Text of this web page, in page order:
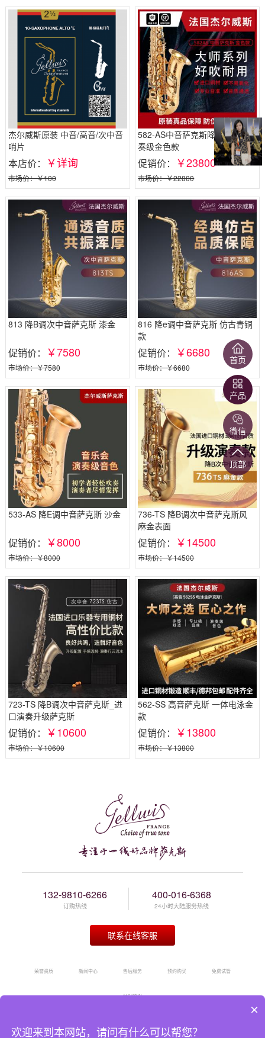
杰尔威斯原装 中音/高音/次中音
哨片
本店价： ￥详询
市场价：￥100
582-AS中音萨克斯降e调大师演
奏级金色款
促销价： ￥23800
市场价：￥22800
813 降B调次中音萨克斯 漆金
促销价： ￥7580
市场价：￥7580
816 降e调中音萨克斯 仿古青铜
款
促销价： ￥6680
市场价：￥6680
533-AS 降E调中音萨克斯 沙金
促销价： ￥8000
市场价：￥8000
736-TS 降B调次中音萨克斯风
麻金表面
促销价： ￥14500
市场价：￥14500
723-TS 降B调次中音萨克斯_进
口演奏升级萨克斯
促销价： ￥10600
市场价：￥10600
562-SS 高音萨克斯 一体电泳金
款
促销价： ￥13800
市场价：￥13800
132-9810-6266
订购热线
400-016-6368
24小时大陆服务热线
联系在线客服
荣誉资质 新闻中心 售后服务 预约购买 免费试管
特别鸣谢
首页
产品
微信
顶部
×
欢迎来到本网站，请问有什么可以帮您？